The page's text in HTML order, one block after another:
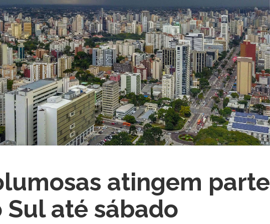
ou ESC para fechar
atingem parte
Sul até sábado